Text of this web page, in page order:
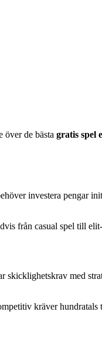
över de bästa gratis spel
investera pengar
från casual spel till
skicklighetskrav med
kräver hundratals